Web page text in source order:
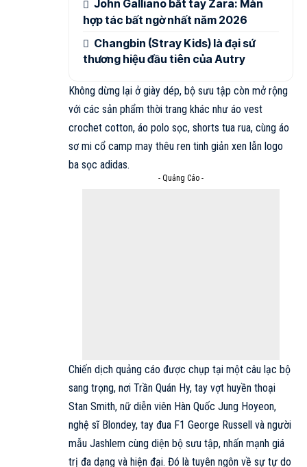
John Galliano bắt tay Zara: Màn
hợp tác bất ngờ nhất năm 2026
Changbin (Stray Kids) là đại sứ
thương hiệu đầu tiên của Autry
Không dừng lại ở giày dép, bộ sưu tập còn mở rộng
với các sản phẩm thời trang khác như áo vest
crochet cotton, áo polo sọc, shorts tua rua, cùng áo
sơ mi cổ camp may thêu ren tinh giản xen lẫn logo
ba sọc adidas.
- Quảng Cáo -
Chiến dịch quảng cáo được chụp tại một câu lạc bộ
sang trọng, nơi Trần Quán Hy, tay vợt huyền thoại
Stan Smith, nữ diễn viên Hàn Quốc Jung Hoyeon,
nghệ sĩ Blondey, tay đua F1 George Russell và người
mẫu Jashlem cùng diện bộ sưu tập, nhấn mạnh giá
trị đa dạng và hiện đại. Đó là tuyên ngôn về sự tự do